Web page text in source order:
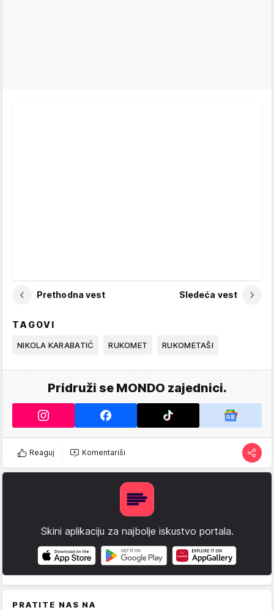
Prethodna vest Sledeća vest
TAGOVI
NIKOLA KARABATIĆ RUKOMET RUKOMETAŠI
Pridruži se MONDO zajednici.
Reaguj Komentariši
Skini aplikaciju za najbolje iskustvo portala.
PRATITE NAS NA